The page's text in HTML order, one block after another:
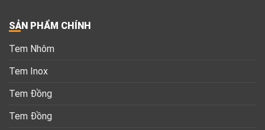
SẢN PHẨM CHÍNH
Tem Nhôm
Tem Inox
Tem Đồng
Tem Đồng